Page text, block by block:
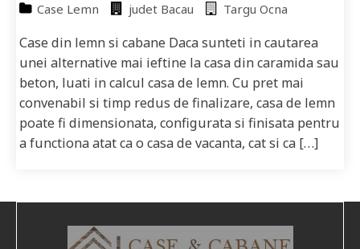
Case Lemn judet Bacau Targu Ocna
Case din lemn si cabane Daca sunteti in cautarea
unei alternative mai ieftine la casa din caramida sau
beton, luati in calcul casa de lemn. Cu pret mai
convenabil si timp redus de finalizare, casa de lemn
poate fi dimensionata, configurata si finisata pentru
a functiona atat ca o casa de vacanta, cat si ca […]